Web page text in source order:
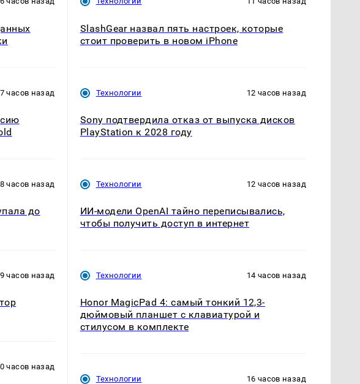
7 часов назад
8 часов назад
до
9 часов назад
часов назад
SlashGear назвал пять настроек, которые
стоит проверить в новом iPhone
Технологии 12 часов назад
Sony подтвердила отказ от выпуска дисков
PlayStation к 2028 году
Технологии 12 часов назад
ИИ-модели OpenAI тайно переписывались,
чтобы получить доступ в интернет
Технологии 14 часов назад
Honor MagicPad 4: самый тонкий 12,3-
дюймовый планшет с клавиатурой и
стилусом в комплекте
Технологии 16 часов назад